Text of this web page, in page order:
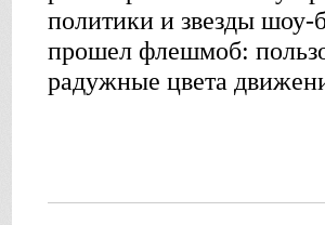
политики и звезды шоу-
прошел флешмоб:
радужные цвета